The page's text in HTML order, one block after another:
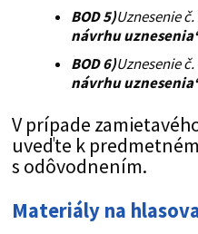
BOD 5)Uznesenie
návrhu
BOD 6)Uznesenie
návrhu
V prípade
uveďte k
s odôvodnením.
Materiály na